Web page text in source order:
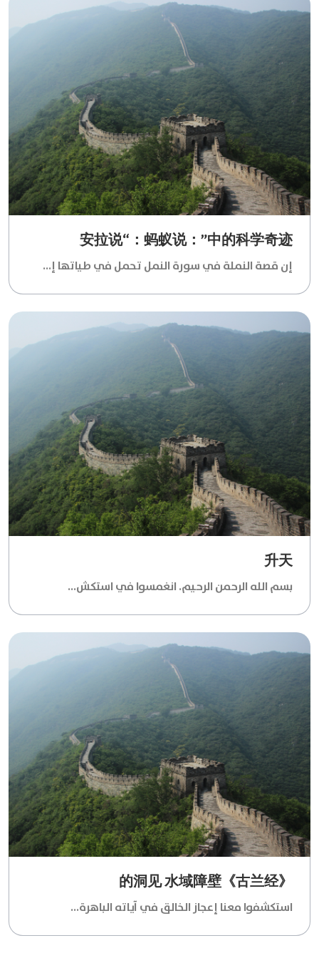
安拉说“：蚂蚁说：”中的科学奇迹
إن قصة النملة في سورة النمل تحمل في طياتها إ...
升天
بسم الله الرحمن الرحيم. انغمسوا في استكش...
《古兰经》的洞见 水域障壁
استكشفوا معنا إعجاز الخالق في آياته الباهرة...